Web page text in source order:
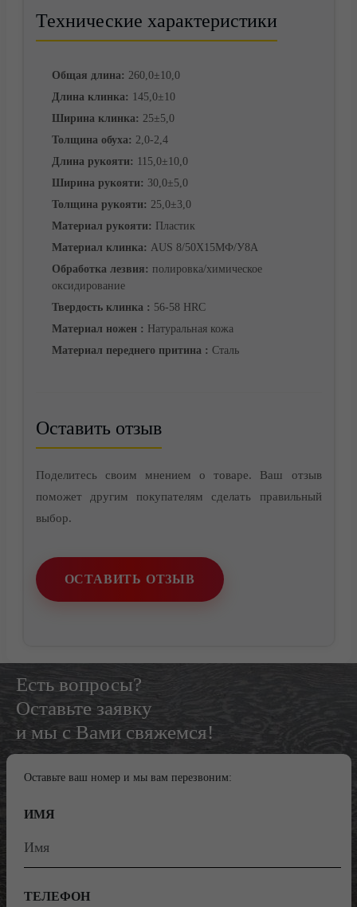
Технические характеристики
Общая длина: 260,0±10,0
Длина клинка: 145,0±10
Ширина клинка: 25±5,0
Толщина обуха: 2,0-2,4
Длина рукояти: 115,0±10,0
Ширина рукояти: 30,0±5,0
Толщина рукояти: 25,0±3,0
Материал рукояти: Пластик
Материал клинка: AUS 8/50Х15МФ/У8А
Обработка лезвия: полировка/химическое
оксидирование
Твердость клинка : 56-58 HRC
Материал ножен : Натуральная кожа
Материал переднего притина : Сталь
Оставить отзыв
Поделитесь своим мнением о товаре. Ваш отзыв
поможет другим покупателям сделать правильный
выбор.
ОСТАВИТЬ ОТЗЫВ
Есть вопросы?
Оставьте заявку
и мы с Вами свяжемся!
Оставьте ваш номер и мы вам перезвоним:
ИМЯ
ТЕЛЕФОН